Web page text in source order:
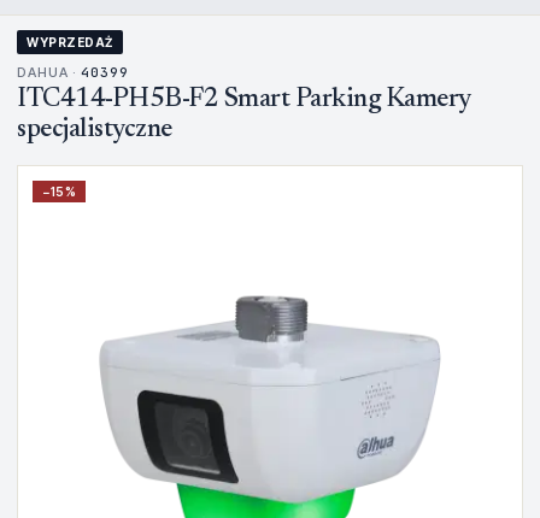
WYPRZEDAŻ
DAHUA · 40399
ITC414-PH5B-F2 Smart Parking Kamery
specjalistyczne
−15%